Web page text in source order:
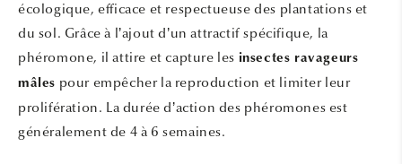
écologique, efficace et respectueuse des plantations et
du sol. Grâce à l’ajout d’un attractif spécifique, la
phéromone, il attire et capture les insectes ravageurs
mâles pour empêcher la reproduction et limiter leur
prolifération. La durée d’action des phéromones est
généralement de 4 à 6 semaines.